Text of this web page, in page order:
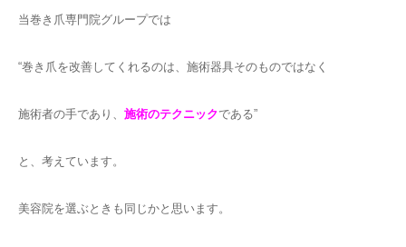
当巻き爪専門院グループでは
“巻き爪を改善してくれるのは、施術器具そのものではなく
施術者の手であり、 施術のテクニックである”
と、考えています。
美容院を選ぶときも同じかと思います。